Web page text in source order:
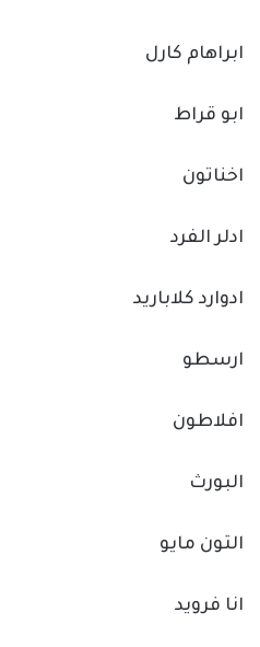
ابراهام كارل
ابو قراط
اخناتون
ادلر الفرد
ادوارد كلاباريد
ارسطو
افلاطون
البورث
التون مايو
انا فرويد